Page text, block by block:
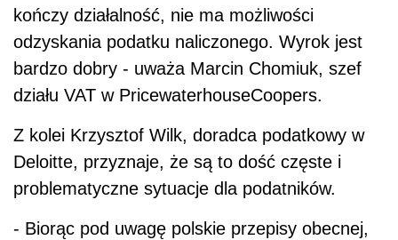
kończy działalność, nie ma możliwości
odzyskania podatku naliczonego. Wyrok jest
bardzo dobry - uważa Marcin Chomiuk, szef
działu VAT w PricewaterhouseCoopers.
Z kolei Krzysztof Wilk, doradca podatkowy w
Deloitte, przyznaje, że są to dość częste i
problematyczne sytuacje dla podatników.
- Biorąc pod uwagę polskie przepisy obecnej,